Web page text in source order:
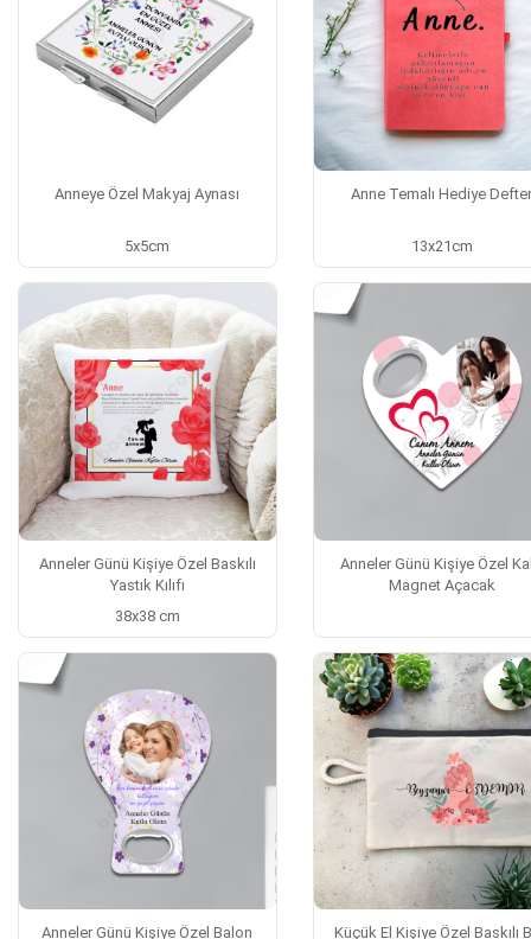
Anneye Özel Makyaj Aynası
5x5cm
Anne Temalı Hediye
13x21cm
Anneler Günü Kişiye Özel Baskılı
Yastık Kılıfı
38x38 cm
Anneler Günü Kişiye Özel
Magnet Açacak
Anneler Günü Kişiye Özel Balon Küçük El Kişiye Özel Baskılı